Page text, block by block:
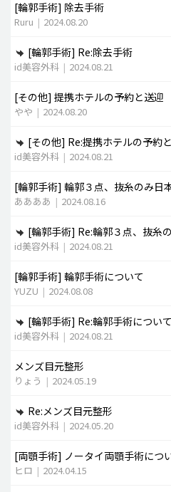
[輪郭手術] 除去手術
Ruru | 2024.08.20
[輪郭手術] Re:除去手術
id美容外科 | 2024.08.21
[その他] 提携ホテルの予約と送迎
やや | 2024.08.20
[その他] Re:提携ホテルの予約
id美容外科 | 2024.08.21
[輪郭手術] 輪郭３点、抜糸のみ日
ああああ | 2024.08.16
[輪郭手術] Re:輪郭３点、抜糸
id美容外科 | 2024.08.21
[輪郭手術] 輪郭手術について
YUZU | 2024.08.08
[輪郭手術] Re:輪郭手術について
id美容外科 | 2024.08.21
メンズ目元整形
りょう | 2024.05.19
Re:メンズ目元整形
id美容外科 | 2024.05.20
[両顎手術] ノータイ両顎手術につ
ヒロ | 2024.04.15